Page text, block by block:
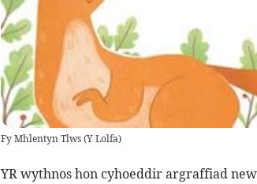
Fy Mhlentyn Tlws(Y Lolfa)
YR wythnos hon cyhoeddir argraffiad